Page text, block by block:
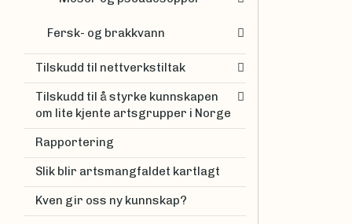
Fersk- og brakkvann
Tilskudd til nettverkstiltak
Tilskudd til å styrke kunnskapen
om lite kjente artsgrupper i Norge
Rapportering
Slik blir artsmangfaldet kartlagt
Kven gir oss ny kunnskap?